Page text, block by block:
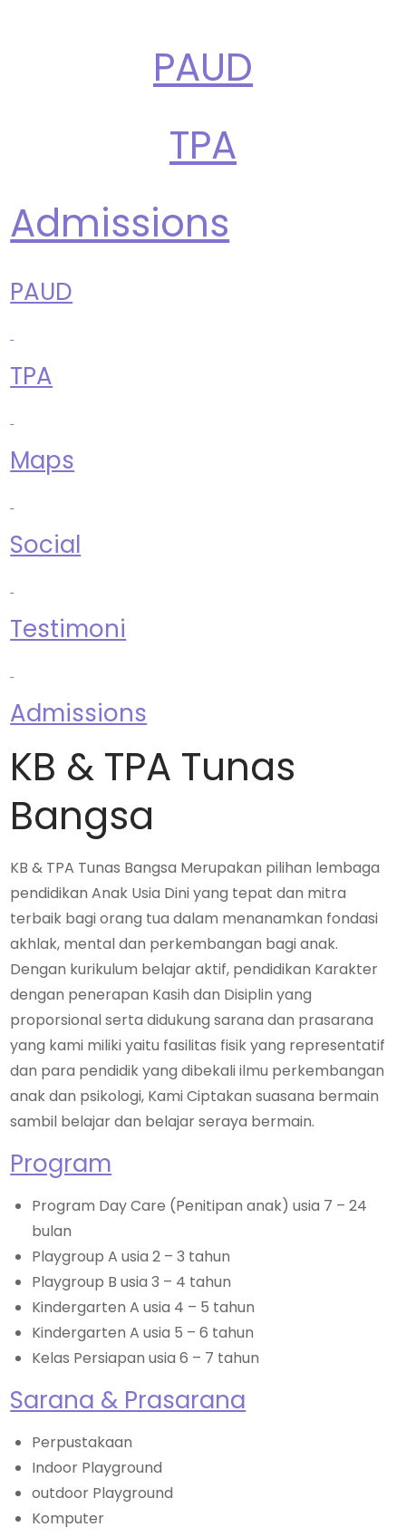
PAUD
TPA
Admissions
PAUD
TPA
Maps
Social
Testimoni
Admissions
KB & TPA Tunas
Bangsa
KB & TPA Tunas Bangsa Merupakan pilihan lembaga
pendidikan Anak Usia Dini yang tepat dan mitra
terbaik bagi orang tua dalam menanamkan fondasi
akhlak, mental dan perkembangan bagi anak.
Dengan kurikulum belajar aktif, pendidikan Karakter
dengan penerapan Kasih dan Disiplin yang
proporsional serta didukung sarana dan prasarana
yang kami miliki yaitu fasilitas fisik yang representatif
dan para pendidik yang dibekali ilmu perkembangan
anak dan psikologi, Kami Ciptakan suasana bermain
sambil belajar dan belajar seraya bermain.
Program
Program Day Care (Penitipan anak) usia 7 – 24
bulan
Playgroup A usia 2 – 3 tahun
Playgroup B usia 3 – 4 tahun
Kindergarten A usia 4 – 5 tahun
Kindergarten A usia 5 – 6 tahun
Kelas Persiapan usia 6 – 7 tahun
Sarana & Prasarana
Perpustakaan
Indoor Playground
outdoor Playground
Komputer